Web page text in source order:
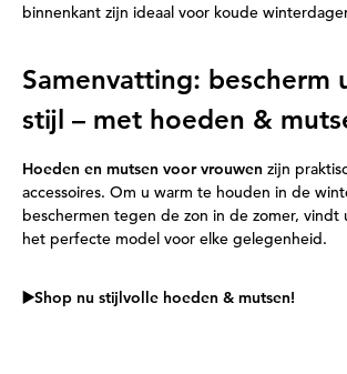
binnenkant zijn ideaal voor koude
Samenvatting: bescherm
stijl – met hoeden &
Hoeden en mutsen voor vrouwen zijn
accessoires. Om u warm te houden in de
beschermen tegen de zon in de zomer, vindt
het perfecte model voor elke gelegenheid.
▶️Shop nu stijlvolle hoeden & mutsen!